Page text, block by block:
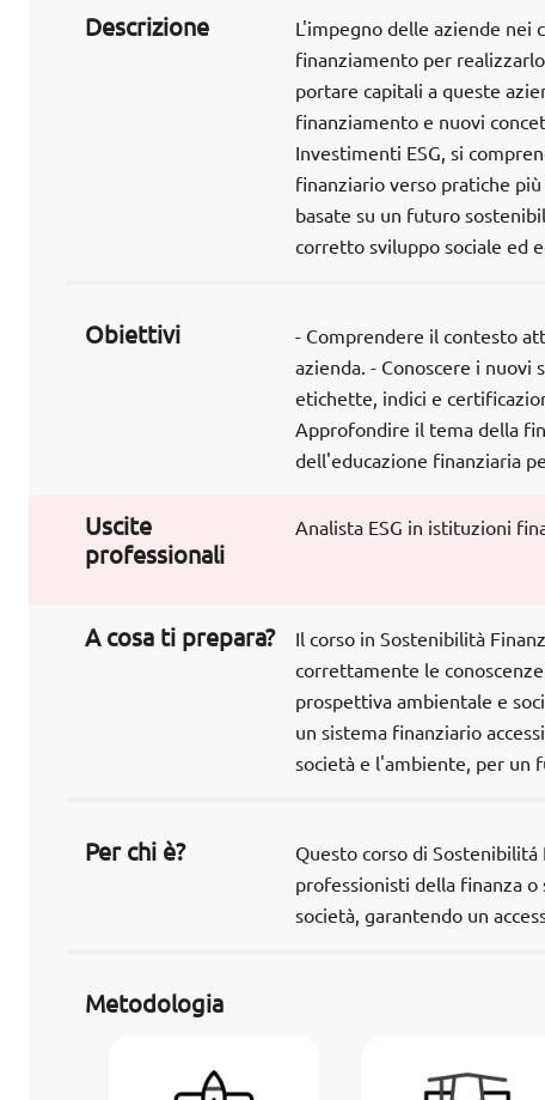
Descrizione
L'impegno delle aziende nei
finanziamento per
portare capitali a queste
finanziamento e nuovi
Investimenti ESG, si
finanziario verso pratiche
basate su un futuro
corretto sviluppo sociale ed
Obiettivi
- Comprendere il contesto
azienda. - Conoscere i
etichette, indici e
Approfondire il tema della
dell'educazione finanziaria
Uscite
professionali
Analista ESG in istituzioni
A cosa ti prepara?
Il corso in Sostenibilità
correttamente le
prospettiva ambientale e
un sistema finanziario
società e l'ambiente, per un
Per chi è?
Questo corso di
professionisti della finanza
società, garantendo un
Metodologia